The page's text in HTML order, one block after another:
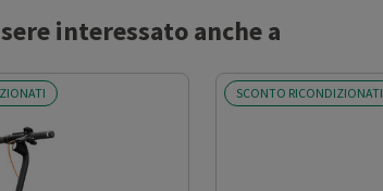
interessato anche a
SCONTO RICONDIZIONATI